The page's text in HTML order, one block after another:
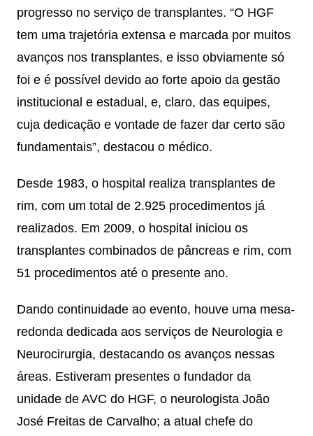
progresso no serviço de transplantes. “O HGF
tem uma trajetória extensa e marcada por muitos
avanços nos transplantes, e isso obviamente só
foi e é possível devido ao forte apoio da gestão
institucional e estadual, e, claro, das equipes,
cuja dedicação e vontade de fazer dar certo são
fundamentais”, destacou o médico.
Desde 1983, o hospital realiza transplantes de
rim, com um total de 2.925 procedimentos já
realizados. Em 2009, o hospital iniciou os
transplantes combinados de pâncreas e rim, com
51 procedimentos até o presente ano.
Dando continuidade ao evento, houve uma mesa-
redonda dedicada aos serviços de Neurologia e
Neurocirurgia, destacando os avanços nessas
áreas. Estiveram presentes o fundador da
unidade de AVC do HGF, o neurologista João
José Freitas de Carvalho; a atual chefe do